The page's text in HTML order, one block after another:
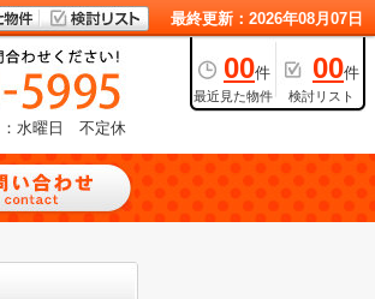
最終更新：2026年08月07日
00件
最近見た物件
00件
検討リスト
：水曜日 不定休